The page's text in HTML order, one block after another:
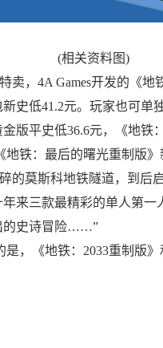
(相关资料图)
卖，4A Games开发的《
史低41.2元。玩家也可单
版平史低36.6元，《地铁
地铁：最后的曙光重制版》
的莫斯科地铁隧道，到后
来三款最精彩的单人第一
的史诗冒险……”
是，《地铁：2033重制版